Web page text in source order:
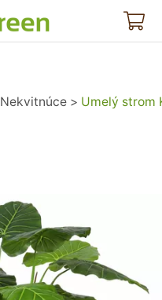
Nekvitnúce Umelý strom